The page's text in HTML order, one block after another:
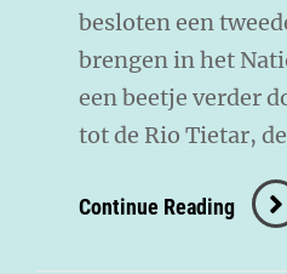
besloten een
brengen in het
een beetje verder
tot de Rio Tietar,
Continue Reading